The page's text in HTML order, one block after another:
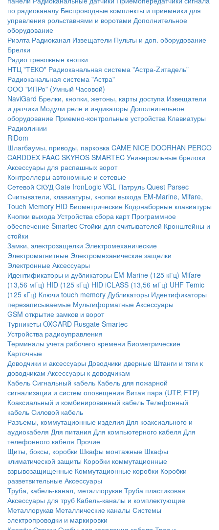
по радиоканалу Беспроводные комплекты и приемники для
управления рольставнями и воротами Дополнительное
оборудование
Риэлта Радиоканал Извещатели Пульты и доп. оборудование
Брелки
Радио тревожные кнопки
НТЦ "ТЕКО" Радиоканальная система "Астра-Zитадель"
Радиоканальная система "Астра"
ООО "ИПРо" (Умный Часовой)
NaviGard Брелки, кнопки, жетоны, карты доступа Извещатели
и датчики Модули реле и индикаторы Дополнительное
оборудование Приемно-контрольные устройства Клавиатуры
Радиолинии
RiDom
Шлагбаумы, приводы, парковка CAME NICE DOORHAN PERCO
CARDDEX FAAC SKYROS SMARTEC Универсальные брелоки
Аксессуары для распашных ворот
Контроллеры автономные и сетевые
Сетевой СКУД Gate IronLogic VGL Патруль Quest Parsec
Считыватели, клавиатуры, кнопки выхода EM-Marine, Mifare,
Touch Memory HID Биометрические Кодонаборные клавиатуры
Кнопки выхода Устройства сбора карт Программное
обеспечение Smartec Стойки для считывателей Кронштейны и
стойки
Замки, электрозащелки Электромеханические
Электромагнитные Электромеханические защелки
Электронные Аксессуары
Идентификаторы и дубликаторы EM-Marine (125 кГц) Mifare
(13,56 мГц) HID (125 кГц) HID iCLASS (13,56 мГц) UHF Temic
(125 кГц) Ключи touch memory Дубликаторы Идентификаторы
перезаписываемые Мультиформатные Аксессуары
GSM открытие замков и ворот
Турникеты OXGARD Rusgate Smartec
Устройства радиоуправления
Терминалы учета рабочего времени Биометрические
Карточные
Доводчики и аксессуары Доводчики дверные Штанги и тяги к
доводчикам Аксессуары к доводчикам
Кабель Сигнальный кабель Кабель для пожарной
сигнализации и систем оповещения Витая пара (UTP, FTP)
Коаксиальный и комбинированный кабель Телефонный
кабель Силовой кабель
Разъемы, коммутационные изделия Для коаксиального и
аудиокабеля Для питания Для компьютерного кабеля Для
телефонного кабеля Прочие
Щиты, боксы, коробки Шкафы монтажные Шкафы
климатической защиты Коробки коммутационные
взрывозащищенные Коммутационные коробки Коробки
разветвительные Аксессуары
Труба, кабель-канал, металлорукав Труба пластиковая
Аксессуары для труб Кабель-каналы и комплектующие
Металлорукав Металлические каналы Системы
электропроводки и маркировки